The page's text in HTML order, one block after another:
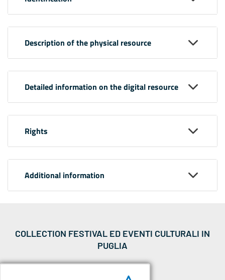
Description of the physical resource
Detailed information on the digital resource
Rights
Additional information
COLLECTION FESTIVAL ED EVENTI CULTURALI IN
PUGLIA